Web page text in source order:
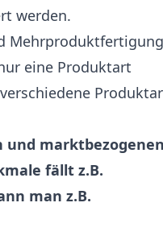
werden.
Mehrproduktfertigung
eine Produktart
und marktbezogenen
fällt z.B.
man z.B.